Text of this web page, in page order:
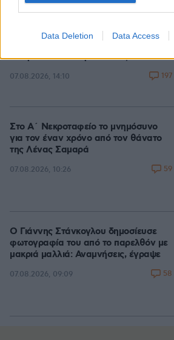
Data Deletion Data Access
Πακιστάν υπέγραψαν κοινή αμυντική
θεωρείται επίθεση σε όλους»
07.08.2026, 14:10 197
Στο Α΄ Νεκροταφείο το μνημόσυνο
για τον έναν χρόνο από τον θάνατο
της Λένας Σαμαρά
07.08.2026, 10:26 59
Ο Γιάννης Στάνκογλου δημοσίευσε
φωτογραφία του από το παρελθόν με
μακριά μαλλιά: Αναμνήσεις, έγραψε
07.08.2026, 09:09 58